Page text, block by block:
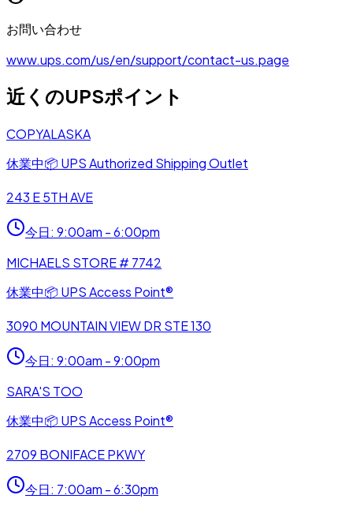
お問い合わせ
www.ups.com/us/en/support/contact-us.page
近くのUPSポイント
COPYALASKA
休業中📦 UPS Authorized Shipping Outlet
243 E 5TH AVE
今日: 9:00am - 6:00pm
MICHAELS STORE # 7742
休業中📦 UPS Access Point®
3090 MOUNTAIN VIEW DR STE 130
今日: 9:00am - 9:00pm
SARA'S TOO
休業中📦 UPS Access Point®
2709 BONIFACE PKWY
今日: 7:00am - 6:30pm